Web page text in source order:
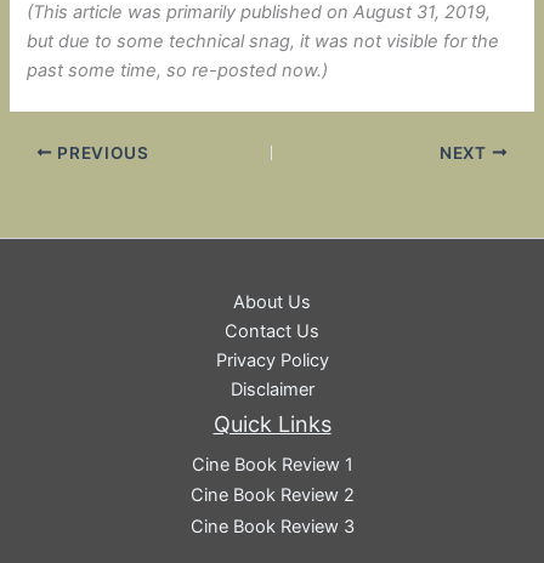
(This article was primarily published on August 31, 2019,
but due to some technical snag, it was not visible for the
past some time, so re-posted now.)
PREVIOUS NEXT
About Us
Contact Us
Privacy Policy
Disclaimer
Quick Links
Cine Book Review 1
Cine Book Review 2
Cine Book Review 3